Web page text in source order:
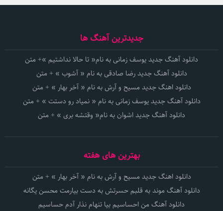
جدیدترین آهنگ ها
دانلود آهنگ جدید یوسف زمانی به نام« تا حالا نداشتیم »+ متن
دانلود آهنگ جدید رضا صادقی به نام « آشوب » + متن
دانلود اهنگ جدید مسیح و آرش به نام « آخر بهار » + متن
دانلود آهنگ جدید یوسف زمانی به نام « نمیاد رو دستت » + متن
دانلود آهنگ جدید اشوان به نام« وقتشه بری » + متن
بهترین های هفته
دانلود اهنگ جدید مسیح و آرش به نام « آخر بهار » + متن
دانلود آهنگ موند به قلبم حسرتش به دست بیارمت محسن یگانه
دانلود آهنگ من احساسیم بیا تنهام نذار آدم حساسیم